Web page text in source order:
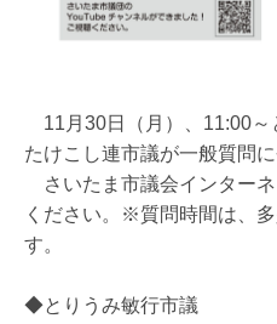
11月30日（月）、11:00～
たけこし連市議が一般質問に
さいたま市議会インター
ください。※質問時間は、
す。
◆とりうみ敏行市議